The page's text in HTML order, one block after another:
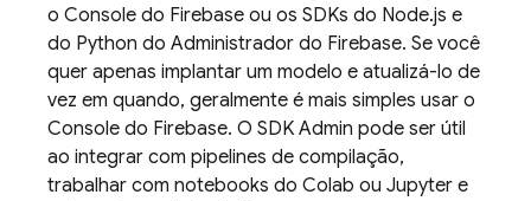
o Console do Firebase ou os SDKs do Node.js e
do Python do Administrador do Firebase. Se você
quer apenas implantar um modelo e atualizá-lo de
vez em quando, geralmente é mais simples usar o
Console do Firebase. O SDK Admin pode ser útil
ao integrar com pipelines de compilação,
trabalhar com notebooks do Colab ou Jupyter e